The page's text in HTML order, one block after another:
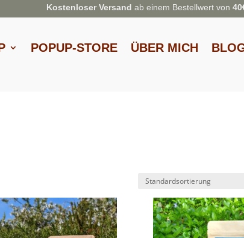
Kostenloser Versand ab einem Bestellwert von
POPUP-STORE ÜBER MICH